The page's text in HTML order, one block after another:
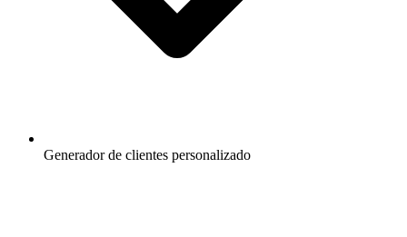
Generador de clientes personalizado